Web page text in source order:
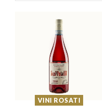
VINI ROSATI